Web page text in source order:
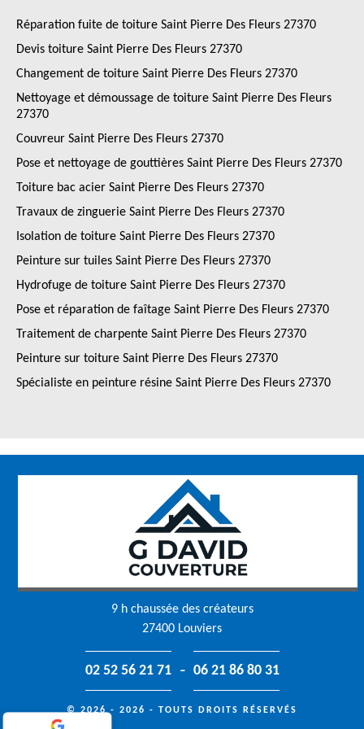
Réparation fuite de toiture Saint Pierre Des Fleurs 27370
Devis toiture Saint Pierre Des Fleurs 27370
Changement de toiture Saint Pierre Des Fleurs 27370
Nettoyage et démoussage de toiture Saint Pierre Des Fleurs
27370
Couvreur Saint Pierre Des Fleurs 27370
Pose et nettoyage de gouttières Saint Pierre Des Fleurs 27370
Toiture bac acier Saint Pierre Des Fleurs 27370
Travaux de zinguerie Saint Pierre Des Fleurs 27370
Isolation de toiture Saint Pierre Des Fleurs 27370
Peinture sur tuiles Saint Pierre Des Fleurs 27370
Hydrofuge de toiture Saint Pierre Des Fleurs 27370
Pose et réparation de faîtage Saint Pierre Des Fleurs 27370
Traitement de charpente Saint Pierre Des Fleurs 27370
Peinture sur toiture Saint Pierre Des Fleurs 27370
Spécialiste en peinture résine Saint Pierre Des Fleurs 27370
9 h chaussée des créateurs
27400 Louviers
02 52 56 21 71 - 06 21 86 80 31
© 2026 - 2026 - TOUTS DROITS RÉSERVÉS